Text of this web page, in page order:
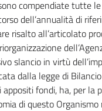
compendiate tutte
dell’annualità di
risalto all’articolato
slancio in virtù
dalla legge di
fondi, ha, per la
di questo